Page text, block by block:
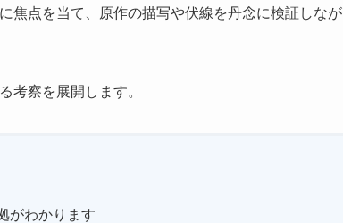
焦点を当て、原作の描写や伏線を丹念に検証しなが
考察を展開します。
がわかります